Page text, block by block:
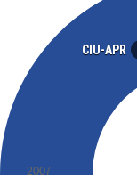
CIU-APR
2007